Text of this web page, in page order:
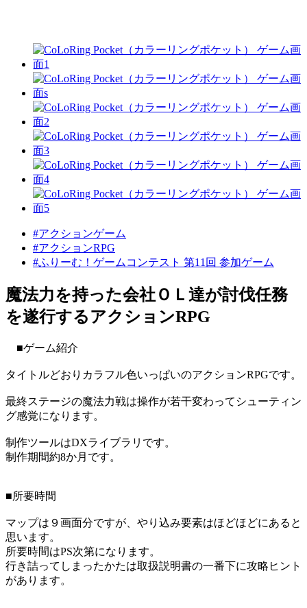
#アクションゲーム
#アクションRPG
#ふりーむ！ゲームコンテスト 第11回 参加ゲーム
魔法力を持った会社ＯＬ達が討伐任務
を遂行するアクションRPG
■ゲーム紹介
タイトルどおりカラフル色いっぱいのアクションRPGです。
最終ステージの魔法力戦は操作が若干変わってシューティン
グ感覚になります。
制作ツールはDXライブラリです。
制作期間約8か月です。
■所要時間
マップは９画面分ですが、やり込み要素はほどほどにあると
思います。
所要時間はPS次第になります。
行き詰ってしまったかたは取扱説明書の一番下に攻略ヒント
があります。